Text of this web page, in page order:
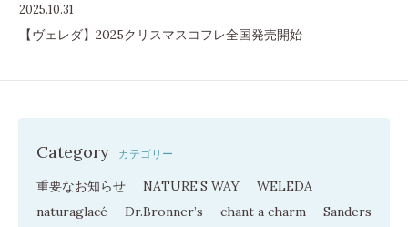
2025.10.31
【ヴェレダ】2025クリスマスコフレ全国発売開始
Category カテゴリー
重要なお知らせ NATURE’S WAY
WELEDA
naturaglacé
Dr.Bronner’s chant a charm
Sanders